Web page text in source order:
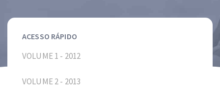
ACESSO RÁPIDO
VOLUME 1 - 2012
VOLUME 2 - 2013